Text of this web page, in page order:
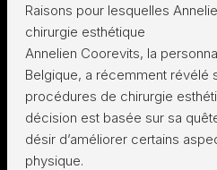
Raisons pour lesquelles
chirurgie esthétique
Annelien Coorevits, la
Belgique, a récemment révélé
procédures de chirurgie
décision est basée sur sa
désir d’améliorer certains
physique.